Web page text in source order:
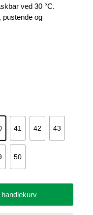
ved 30 °C.
pustende og
41 42 43
50
handlekurv